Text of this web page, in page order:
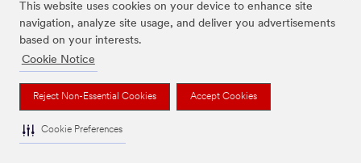
This website uses cookies on your device to enhance site
navigation, analyze site usage, and deliver you advertisements
based on your interests.
Cookie Notice
Reject Non-Essential Cookies Accept Cookies
Cookie Preferences